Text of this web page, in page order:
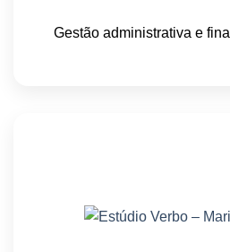
Gestão administrativa e